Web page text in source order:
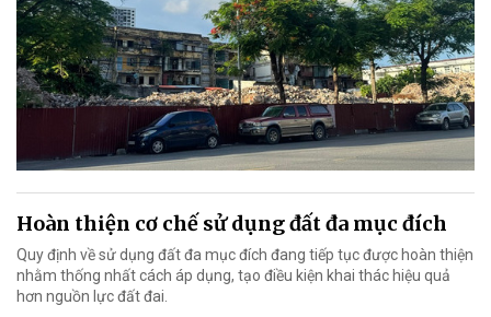
Hoàn thiện cơ chế sử dụng đất đa mục đích
Quy định về sử dụng đất đa mục đích đang tiếp tục được hoàn thiện
nhằm thống nhất cách áp dụng, tạo điều kiện khai thác hiệu quả
hơn nguồn lực đất đai.